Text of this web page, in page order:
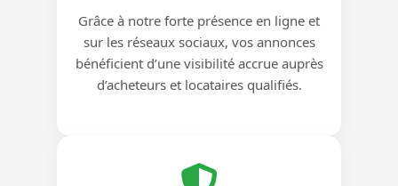
Grâce à notre forte présence en ligne et
sur les réseaux sociaux, vos annonces
bénéficient d’une visibilité accrue auprès
d’acheteurs et locataires qualifiés.